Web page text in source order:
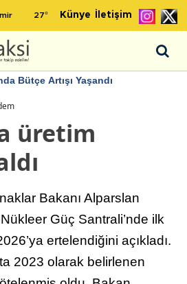
27° Künye İletişim
Bütçe Artışı Yaşandı
üretim
Bakanı Alparslan
Güç Santrali’nde ilk
ertelendiğini açıkladı.
2023 olarak belirlenen